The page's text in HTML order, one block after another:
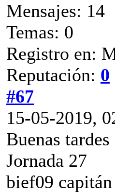
Mensajes: 14
Temas: 0
Registro en:
Reputación: 0
#67
15-05-2019,
Buenas tardes
Jornada 27
bief09